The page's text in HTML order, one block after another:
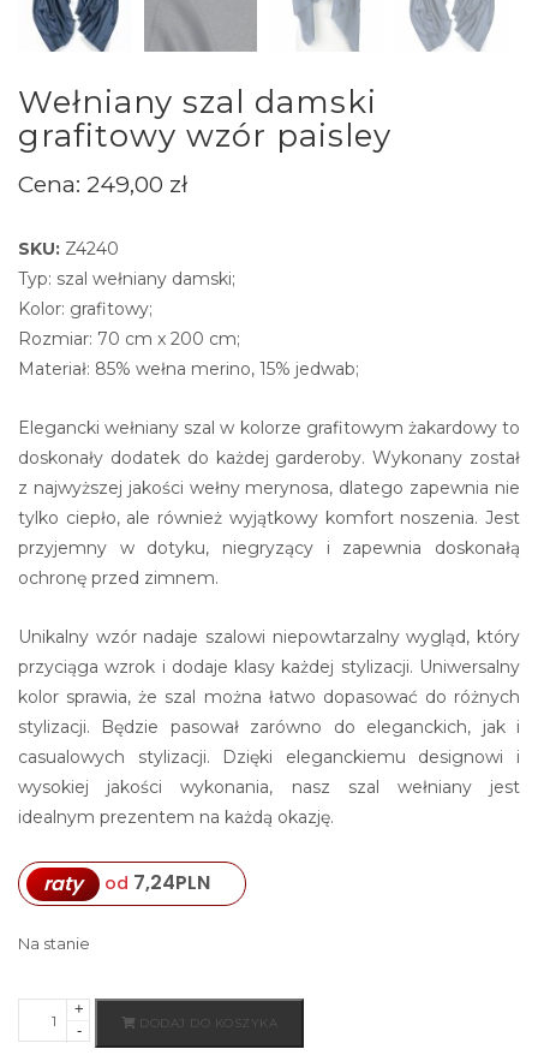
Wełniany szal damski
grafitowy wzór paisley
Cena: 249,00 zł
SKU: Z4240
Typ: szal wełniany damski;
Kolor: grafitowy;
Rozmiar: 70 cm x 200 cm;
Materiał: 85% wełna merino, 15% jedwab;
Elegancki wełniany szal w kolorze grafitowym żakardowy to
doskonały dodatek do każdej garderoby. Wykonany został
z najwyższej jakości wełny merynosa, dlatego zapewnia nie
tylko ciepło, ale również wyjątkowy komfort noszenia. Jest
przyjemny w dotyku, niegryzący i zapewnia doskonałą
ochronę przed zimnem.
Unikalny wzór nadaje szalowi niepowtarzalny wygląd, który
przyciąga wzrok i dodaje klasy każdej stylizacji. Uniwersalny
kolor sprawia, że szal można łatwo dopasować do różnych
stylizacji. Będzie pasował zarówno do eleganckich, jak i
casualowych stylizacji. Dzięki eleganckiemu designowi i
wysokiej jakości wykonania, nasz szal wełniany jest
idealnym prezentem na każdą okazję.
raty od 7,24PLN
Na stanie
ilość
Wełniany
+
-
DODAJ DO KOSZYKA